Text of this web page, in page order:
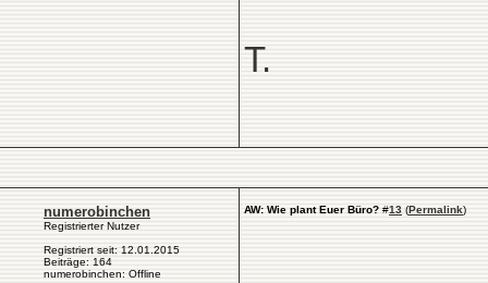
T.
numerobinchen
Registrierter Nutzer
Registriert seit: 12.01.2015
Beiträge: 164
numerobinchen: Offline
AW: Wie plant Euer Büro? #13 (Permalink)